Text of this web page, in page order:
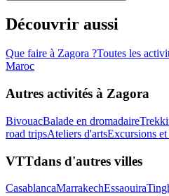
Découvrir aussi
Que faire à Zagora ?Toutes les
Maroc
Autres activités à Zagora
BivouacBalade en dromadaire
road tripsAteliers d'artsExcursions
VTTdans d'autres villes
CasablancaMarrakechEssaouira